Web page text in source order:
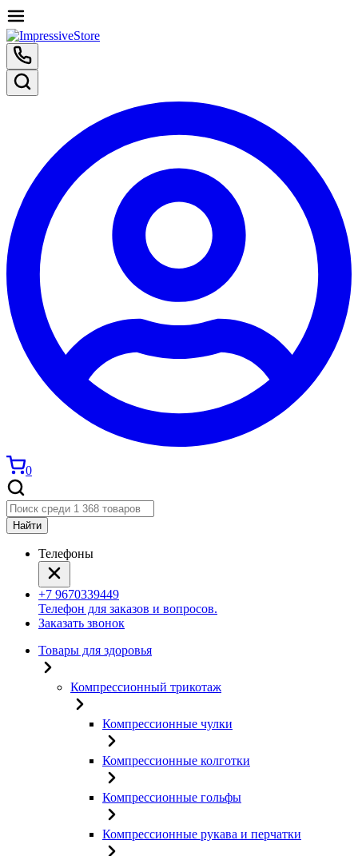
0
Найти
Телефоны
+7 9670339449
Телефон для заказов и вопросов.
Заказать звонок
Товары для здоровья
Компрессионный трикотаж
Компрессионные чулки
Компрессионные колготки
Компрессионные гольфы
Компрессионные рукава и перчатки